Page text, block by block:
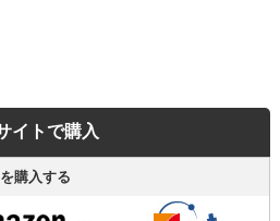
イトで購入
購入する